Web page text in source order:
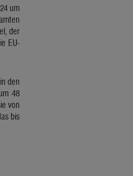
um
der
EU-
den
48
von
bis